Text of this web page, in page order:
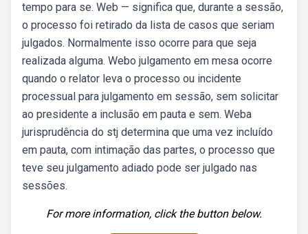
tempo para se. Web — significa que, durante a sessão,
o processo foi retirado da lista de casos que seriam
julgados. Normalmente isso ocorre para que seja
realizada alguma. Webo julgamento em mesa ocorre
quando o relator leva o processo ou incidente
processual para julgamento em sessão, sem solicitar
ao presidente a inclusão em pauta e sem. Weba
jurisprudência do stj determina que uma vez incluído
em pauta, com intimação das partes, o processo que
teve seu julgamento adiado pode ser julgado nas
sessões.
For more information, click the button below.